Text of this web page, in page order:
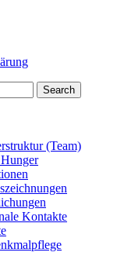
(Team)
Kontakte